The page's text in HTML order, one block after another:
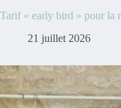
Tarif « early bird » pour la
21 juillet 2026